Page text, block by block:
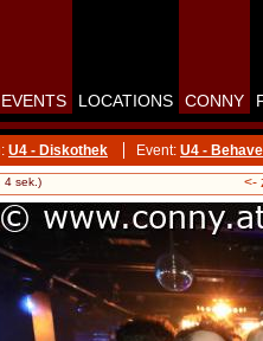
EVENTS LOCATIONS CONNY
U4 - Diskothek Event: U4 - Behave
4 sek.) <-